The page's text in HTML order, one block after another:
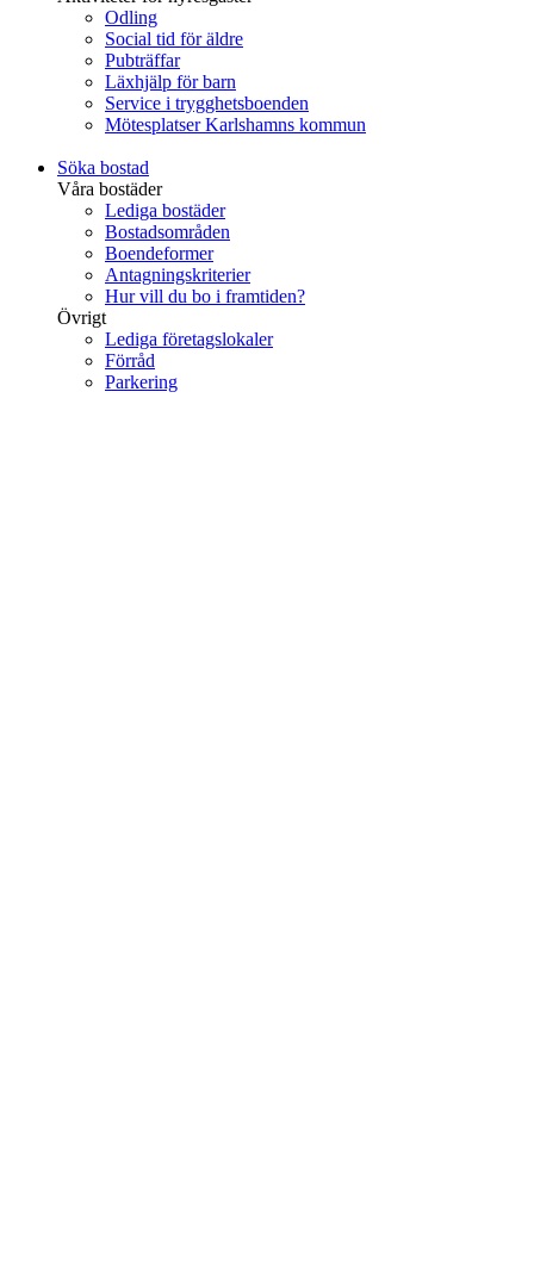
Odling
Social tid för äldre
Pubträffar
Läxhjälp för barn
Service i trygghetsboenden
Mötesplatser Karlshamns kommun
Söka bostad
Våra bostäder
Lediga bostäder
Bostadsområden
Boendeformer
Antagningskriterier
Hur vill du bo i framtiden?
Övrigt
Lediga företagslokaler
Förråd
Parkering